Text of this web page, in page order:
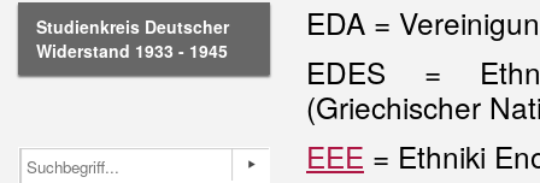
Studienkreis Deutscher
Widerstand 1933 - 1945
EDA =
EDES =
(Griechischer
EEE = Ethniki